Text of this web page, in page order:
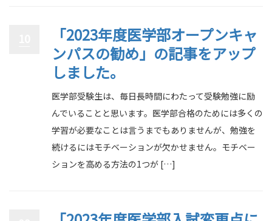
「2023年度医学部オープンキャ
ンパスの勧め」の記事をアップ
しました。
医学部受験生は、毎日長時間にわたって受験勉強に励
んでいることと思います。医学部合格のためには多くの
学習が必要なことは言うまでもありませんが、勉強を
続けるにはモチベーションが欠かせません。モチベー
ションを高める方法の1つが […]